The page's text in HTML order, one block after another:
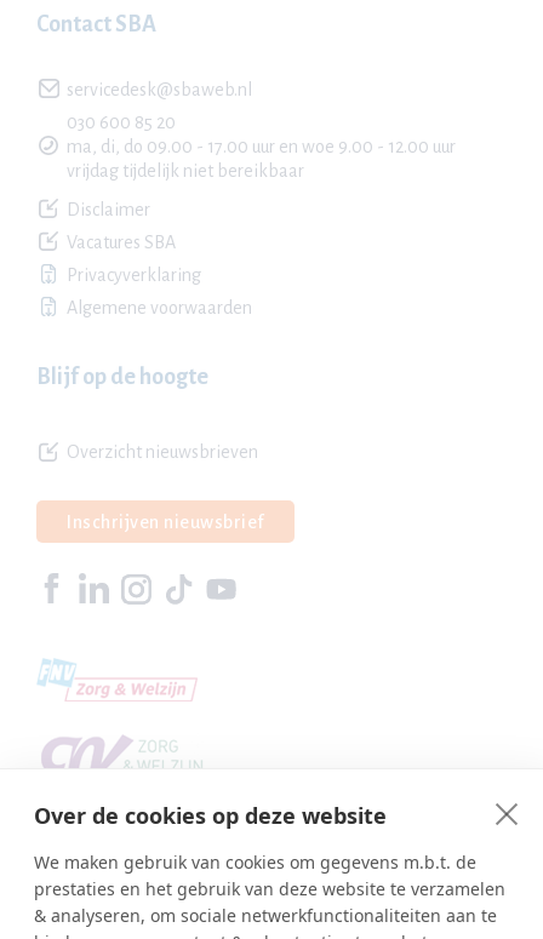
Over de cookies op deze website
We maken gebruik van cookies om gegevens m.b.t. de
prestaties en het gebruik van deze website te verzamelen
& analyseren, om sociale netwerkfunctionaliteiten aan te
Contact SBA
servicedesk@sbaweb.nl
030 600 85 20
ma, di, do 09.00 - 17.00 uur en woe 9.00 - 12.00 uur
vrijdag tijdelijk niet bereikbaar
Disclaimer
Vacatures SBA
Privacyverklaring
Algemene voorwaarden
Blijf op de hoogte
Overzicht nieuwsbrieven
Inschrijven nieuwsbrief